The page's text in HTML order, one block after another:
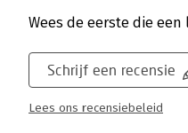
Wees de eerste die
Schrijf een recensie
Lees ons recensiebeleid